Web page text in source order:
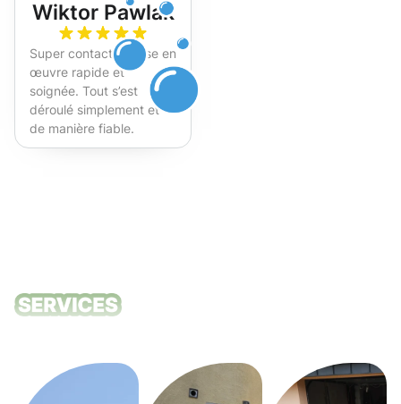
Wiktor Pawlak
Super contact et mise en
œuvre rapide et
soignée. Tout s’est
déroulé simplement et
de manière fiable.
Fortement recommandé !